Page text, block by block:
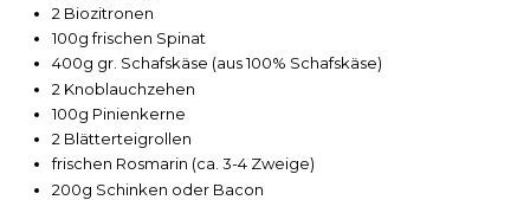
2 Biozitronen
100g frischen Spinat
400g gr. Schafskäse (aus 100% Schafskäse)
2 Knoblauchzehen
100g Pinienkerne
2 Blätterteigrollen
frischen Rosmarin (ca. 3-4 Zweige)
200g Schinken oder Bacon